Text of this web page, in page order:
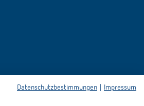
Datenschutzbestimmungen
Impressum